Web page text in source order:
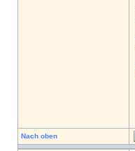
Nach oben